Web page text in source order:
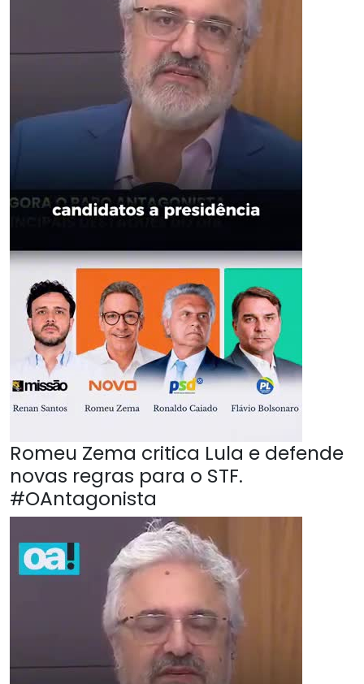
Romeu Zema critica Lula e defende
novas regras para o STF.
#OAntagonista